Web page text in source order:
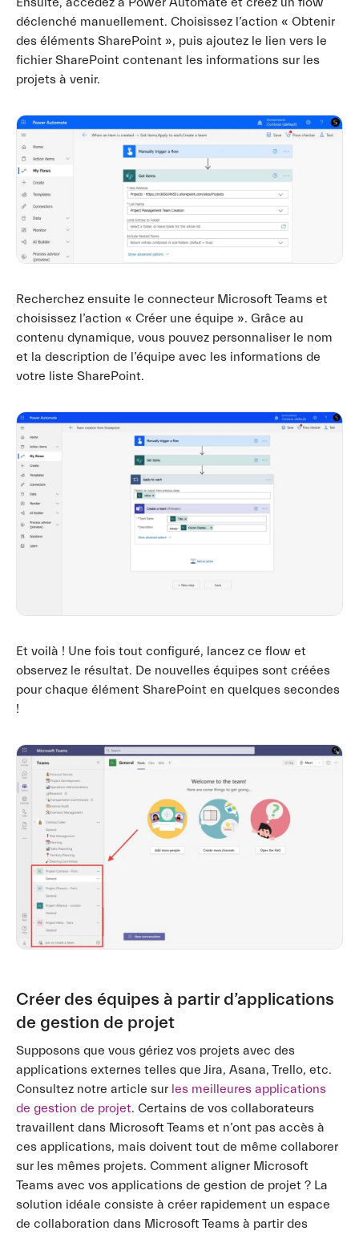
déclenché manuellement. Choisissez l’action « Obtenir
des éléments SharePoint », puis ajoutez le lien vers le
fichier SharePoint contenant les informations sur les
projets à venir.
Recherchez ensuite le connecteur Microsoft Teams et
choisissez l’action « Créer une équipe ». Grâce au
contenu dynamique, vous pouvez personnaliser le nom
et la description de l’équipe avec les informations de
votre liste SharePoint.
Et voilà ! Une fois tout configuré, lancez ce flow et
observez le résultat. De nouvelles équipes sont créées
pour chaque élément SharePoint en quelques secondes
!
Créer des équipes à partir d’applications
de gestion de projet
Supposons que vous gériez vos projets avec des
applications externes telles que Jira, Asana, Trello, etc.
Consultez notre article sur les meilleures applications
de gestion de projet. Certains de vos collaborateurs
travaillent dans Microsoft Teams et n’ont pas accès à
ces applications, mais doivent tout de même collaborer
sur les mêmes projets. Comment aligner Microsoft
Teams avec vos applications de gestion de projet ? La
solution idéale consiste à créer rapidement un espace
de collaboration dans Microsoft Teams à partir des